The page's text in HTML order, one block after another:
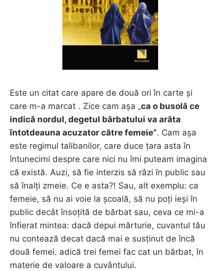
Este un citat care apare de două ori în carte și
care m-a marcat . Zice cam așa „ca o busolă ce
indică nordul, degetul bărbatului va arăta
întotdeauna acuzator către femeie”. Cam așa
este regimul talibanilor, care duce țara asta în
întunecimi despre care nici nu îmi puteam imagina
că există. Auzi, să fie interzis să râzi în public sau
să înalți zmeie. Ce e asta?! Sau, alt exemplu: ca
femeie, să nu ai voie la școală, să nu poți ieși în
public decât însoțită de bărbat sau, ceva ce mi-a
înfierat mintea: dacă depui mărturie, cuvantul tău
nu contează decat dacă mai e susținut de încă
două femei. adică trei femei fac cat un bărbat, în
materie de valoare a cuvântului.